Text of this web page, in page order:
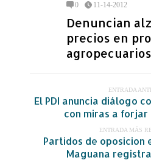
0 11-14-2012
Denuncian
precios en
agropecuarios
ENTRADA
El PDI anuncia diálogo
con miras a forjar
ENTRADA MÁS
Partidos de oposicion
Maguana